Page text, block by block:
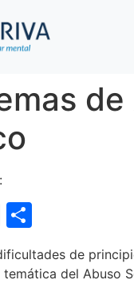
de
Email
de
del Abuso